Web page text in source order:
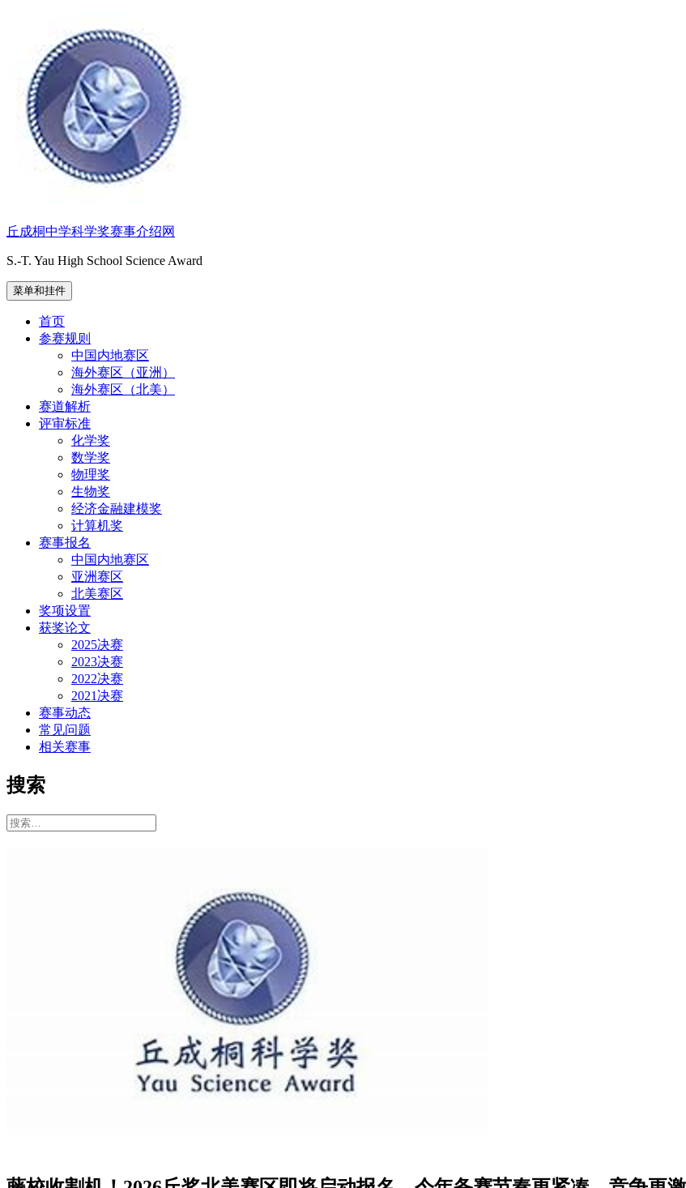
丘成桐中学科学奖赛事介绍网
S.-T. Yau High School Science Award
菜单和挂件
首页
参赛规则
中国内地赛区
海外赛区（亚洲）
海外赛区（北美）
赛道解析
评审标准
化学奖
数学奖
物理奖
生物奖
经济金融建模奖
计算机奖
赛事报名
中国内地赛区
亚洲赛区
北美赛区
奖项设置
获奖论文
2025决赛
2023决赛
2022决赛
2021决赛
赛事动态
常见问题
相关赛事
搜索
搜